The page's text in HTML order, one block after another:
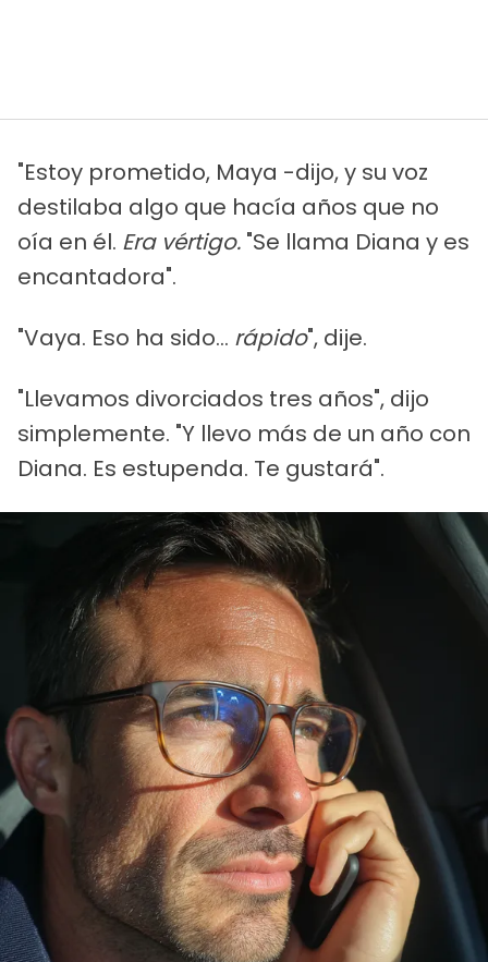
"Estoy prometido, Maya -dijo, y su voz
destilaba algo que hacía años que no
oía en él. Era vértigo. "Se llama Diana y es
encantadora".
"Vaya. Eso ha sido... rápido", dije.
"Llevamos divorciados tres años", dijo
simplemente. "Y llevo más de un año con
Diana. Es estupenda. Te gustará".